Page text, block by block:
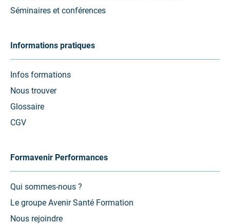
Séminaires et conférences
Informations pratiques
Infos formations
Nous trouver
Glossaire
CGV
Formavenir Performances
Qui sommes-nous ?
Le groupe Avenir Santé Formation
Nous rejoindre